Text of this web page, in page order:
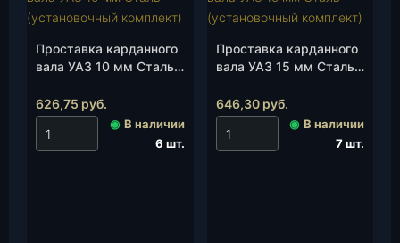
Проставка карданного
вала УАЗ 10 мм Сталь
комплект), шт.
626,75 руб.
◉ В наличии
6 шт.
Проставка карданного
вала УАЗ 15 мм Сталь
комплект), к-т.
646,30 руб.
◉ В наличии
7 шт.